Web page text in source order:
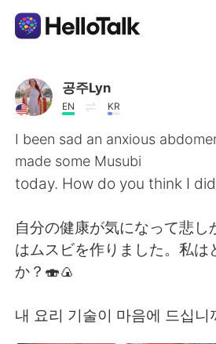
แอปแลกเปลี่ยนทางภาษา
AI Grammar Checker
ไทย
English 简体中文
繁體中文
العربية Français
공주Lyn
EN KR
I been sad an anxious
made some Musubi
today. How do you think I
自分の健康が気になって悲し
はムスビを作りました。私は
か？🍣🍙
내 요리 기술이 마음에 드십